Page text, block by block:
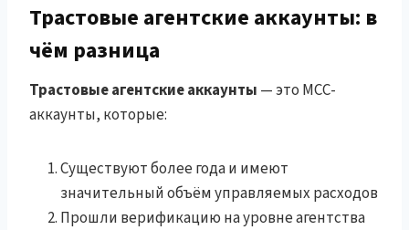
Трастовые агентские аккаунты: в
чём разница
Трастовые агентские аккаунты — это MCC-
аккаунты, которые:
Существуют более года и имеют
значительный объём управляемых расходов
Прошли верификацию на уровне агентства